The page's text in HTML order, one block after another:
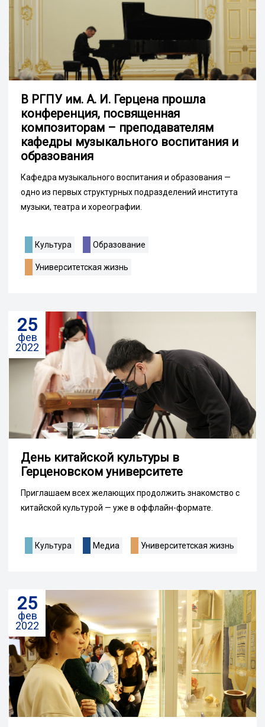
В РГПУ им. А. И. Герцена прошла
конференция, посвященная
композиторам – преподавателям
кафедры музыкального воспитания и
образования
Кафедра музыкального воспитания и образования —
одно из первых структурных подразделений института
музыки, театра и хореографии.
Культура Образование
Университетская жизнь
25
фев
2022
День китайской культуры в
Герценовском университете
Приглашаем всех желающих продолжить знакомство с
китайской культурой — уже в оффлайн-формате.
Культура Медиа Университетская жизнь
25
фев
2022